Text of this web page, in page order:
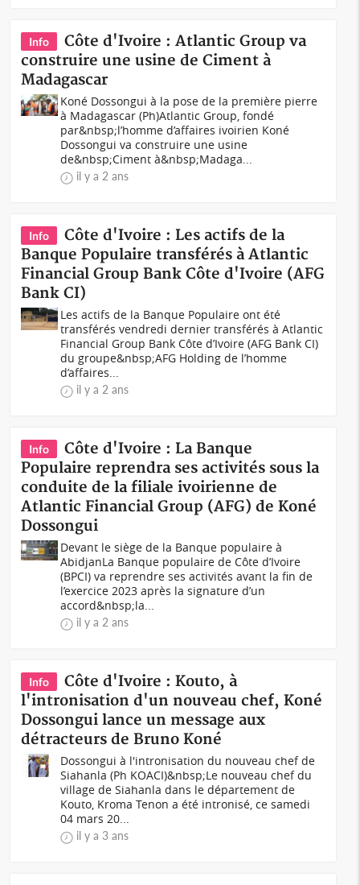
Info
Côte d'Ivoire : Atlantic Group va
construire une usine de Ciment à
Madagascar
Koné Dossongui à la pose de la première pierre
à Madagascar (Ph)Atlantic Group, fondé
par&nbsp;l’homme d’affaires ivoirien Koné
Dossongui va construire une usine
de&nbsp;Ciment à&nbsp;Madaga...
il y a 2 ans
Info
Côte d'Ivoire : Les actifs de la
Banque Populaire transférés à Atlantic
Financial Group Bank Côte d'Ivoire (AFG
Bank CI)
Les actifs de la Banque Populaire ont été
transférés vendredi dernier transférés à Atlantic
Financial Group Bank Côte d’Ivoire (AFG Bank CI)
du groupe&nbsp;AFG Holding de l’homme
d’affaires...
il y a 2 ans
Info
Côte d'Ivoire : La Banque
Populaire reprendra ses activités sous la
conduite de la filiale ivoirienne de
Atlantic Financial Group (AFG) de Koné
Dossongui
Devant le siège de la Banque populaire à
AbidjanLa Banque populaire de Côte d’Ivoire
(BPCI) va reprendre ses activités avant la fin de
l’exercice 2023 après la signature d’un
accord&nbsp;la...
il y a 2 ans
Info
Côte d'Ivoire : Kouto, à
l'intronisation d'un nouveau chef, Koné
Dossongui lance un message aux
détracteurs de Bruno Koné
Dossongui à l'intronisation du nouveau chef de
Siahanla (Ph KOACI)&nbsp;Le nouveau chef du
village de Siahanla dans le département de
Kouto, Kroma Tenon a été intronisé, ce samedi
04 mars 20...
il y a 3 ans